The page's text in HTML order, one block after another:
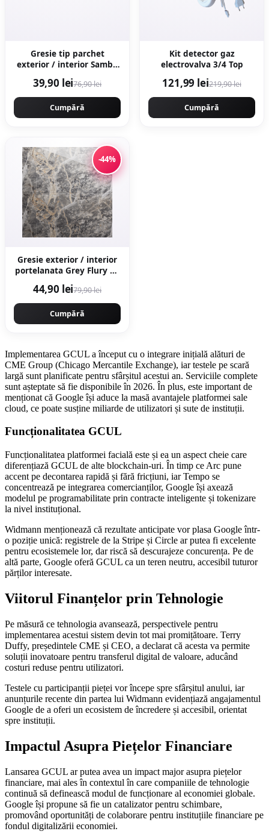
Gresie tip parchet
exterior / interior Samba
portelanata
antiderapanta
39,90 lei76,90 lei
Cumpără
Kit detector gaz
electrovalva 3/4 Top
121,99 lei219,90 lei
Cumpără
-44%
Gresie exterior / interior
portelanata Grey Flury 60
rectificata tip marmura
44,90 lei79,90 lei
Cumpără
Implementarea GCUL a început cu o integrare inițială alături de
CME Group (Chicago Mercantile Exchange), iar testele pe scară
largă sunt planificate pentru sfârșitul acestui an. Serviciile complete
sunt așteptate să fie disponibile în 2026. În plus, este important de
menționat că Google își aduce la masă avantajele platformei sale
cloud, ce poate susține miliarde de utilizatori și sute de instituții.
Funcționalitatea GCUL
Funcționalitatea platformei facială este și ea un aspect cheie care
diferențiază GCUL de alte blockchain-uri. În timp ce Arc pune
accent pe decontarea rapidă și fără fricțiuni, iar Tempo se
concentrează pe integrarea comercianților, Google își axează
modelul pe programabilitate prin contracte inteligente și tokenizare
la nivel instituțional.
Widmann menționează că rezultate anticipate vor plasa Google într-
o poziție unică: registrele de la Stripe și Circle ar putea fi excelente
pentru ecosistemele lor, dar riscă să descurajeze concurența. Pe de
altă parte, Google oferă GCUL ca un teren neutru, accesibil tuturor
părților interesate.
Viitorul Finanțelor prin Tehnologie
Pe măsură ce tehnologia avansează, perspectivele pentru
implementarea acestui sistem devin tot mai promițătoare. Terry
Duffy, președintele CME și CEO, a declarat că acesta va permite
soluții inovatoare pentru transferul digital de valoare, aducând
costuri reduse pentru utilizatori.
Testele cu participanții pieței vor începe spre sfârșitul anului, iar
anunțurile recente din partea lui Widmann evidențiază angajamentul
Google de a oferi un ecosistem de încredere și accesibil, orientat
spre instituții.
Impactul Asupra Piețelor Financiare
Lansarea GCUL ar putea avea un impact major asupra piețelor
financiare, mai ales în contextul în care companiile de tehnologie
continuă să definească modul de funcționare al economiei globale.
Google își propune să fie un catalizator pentru schimbare,
promovând oportunități de colaborare pentru instituțiile financiare pe
fondul digitalizării economiei.